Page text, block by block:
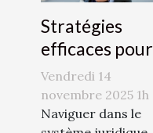
Stratégies
efficaces pour
naviguer dans
le système
juridique
Vendredi 14
novembre 2025 1h
Naviguer dans le